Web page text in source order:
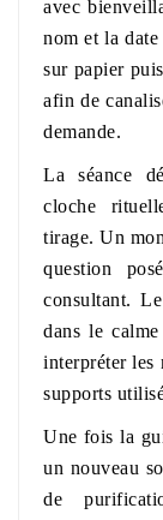
avec
nom et la date
sur papier
afin de
demande.
La séance
cloche
tirage. Un
question
consultant.
dans le
interpréter les
supports
Une fois la
un nouveau
de